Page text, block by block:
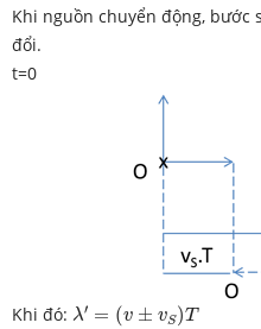
Khi nguồn chuyển động, bước
đổi.
t=0
Khi đó: λ′ = (v ± vS)T
λ′ ± S